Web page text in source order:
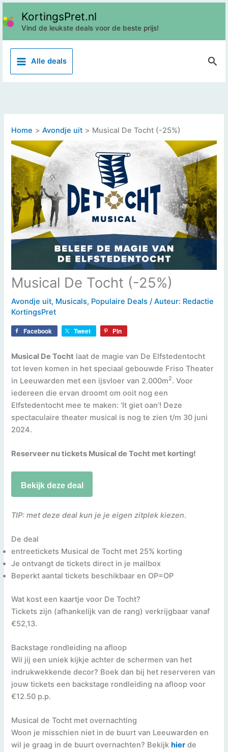
Ga
naar
inhoud
KortingsPret.nl
Vind de leukste deals voor de beste prijs!
Alle deals
Z
e
Home Avondje uit Musical De Tocht (-25%)
Musical De Tocht (-25%)
Avondje uit, Musicals, Populaire Deals / Auteur: Redactie
KortingsPret
Facebook Tweet Pin
Musical De Tocht laat de magie van De Elfstedentocht
tot leven komen in het speciaal gebouwde Friso Theater
in Leeuwarden met een ijsvloer van 2.000m2. Voor
iedereen die ervan droomt om ooit nog een
Elfstedentocht mee te maken: ‘It giet oan’! Deze
spectaculaire theater musical is nog te zien t/m 30 juni
2024.
Reserveer nu tickets Musical de Tocht met korting!
Bekijk deze deal
TIP: met deze deal kun je je eigen zitplek kiezen.
De deal
entreetickets Musical de Tocht met 25% korting
Je ontvangt de tickets direct in je mailbox
Beperkt aantal tickets beschikbaar en OP=OP
Wat kost een kaartje voor De Tocht?
Tickets zijn (afhankelijk van de rang) verkrijgbaar vanaf
€52,13.
Backstage rondleiding na afloop
Wil jij een uniek kijkje achter de schermen van het
indrukwekkende decor? Boek dan bij het reserveren van
jouw tickets een backstage rondleiding na afloop voor
€12.50 p.p.
Musical de Tocht met overnachting
Woon je misschien niet in de buurt van Leeuwarden en
wil je graag in de buurt overnachten? Bekijk hier de